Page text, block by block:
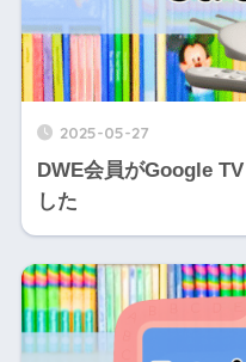
2025-05-27
DWE会員がGoogle
した